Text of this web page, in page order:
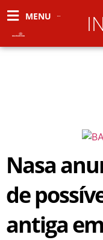
MENU
Nasa
de
antiga